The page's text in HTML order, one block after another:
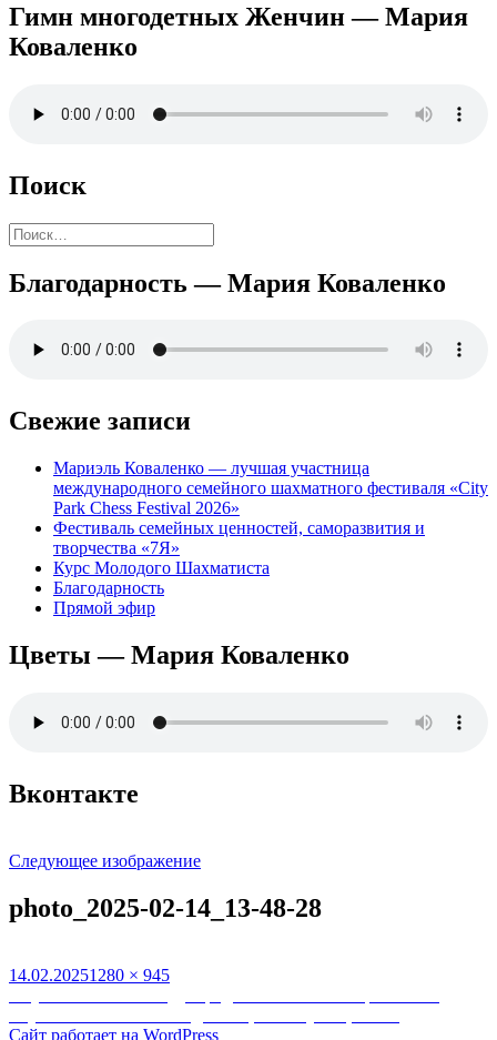
Гимн многодетных Женчин — Мария
Коваленко
Поиск
Найти:
Благодарность — Мария Коваленко
Свежие записи
Мариэль Коваленко — лучшая участница
международного семейного шахматного фестиваля «City
Park Chess Festival 2026»
Фестиваль семейных ценностей, саморазвития и
творчества «7Я»
Курс Молодого Шахматиста
Благодарность
Прямой эфир
Цветы — Мария Коваленко
Вконтакте
Следующее изображение
photo_2025-02-14_13-48-28
Опубликовано
14.02.2025Полный
1280 × 945
Навигация
по
Сайт работает на WordPress